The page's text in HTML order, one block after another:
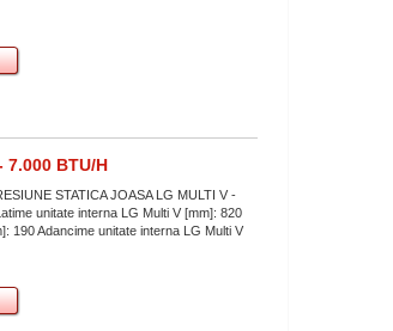
7.000 BTU/H
STATICA JOASA LG MULTI V -
unitate interna LG Multi V [mm]: 820
190 Adancime unitate interna LG Multi V